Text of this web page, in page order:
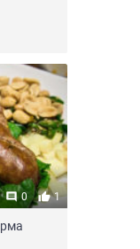
0 1